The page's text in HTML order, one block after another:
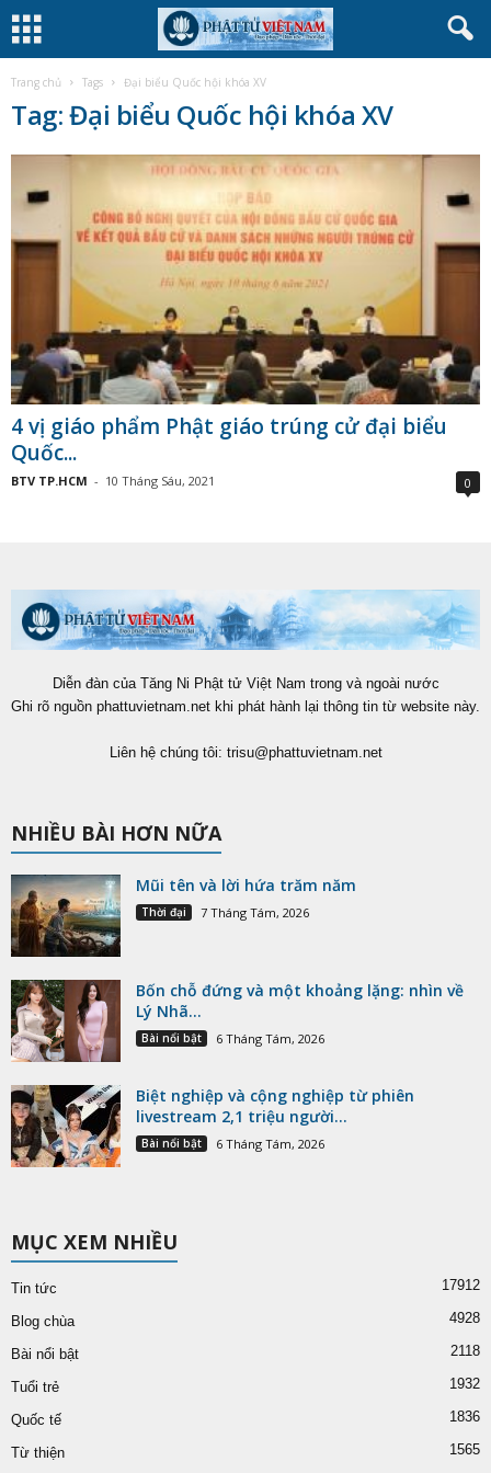
Trang chủ Tags Đại biểu Quốc hội khóa XV
Tag: Đại biểu Quốc hội khóa XV
4 vị giáo phẩm Phật giáo trúng cử đại biểu
Quốc...
BTV TP.HCM - 10 Tháng Sáu, 2021 0
Diễn đàn của Tăng Ni Phật tử Việt Nam trong và ngoài nước
Ghi rõ nguồn phattuvietnam.net khi phát hành lại thông tin từ website này.
Liên hệ chúng tôi: trisu@phattuvietnam.net
NHIỀU BÀI HƠN NỮA
Mũi tên và lời hứa trăm năm
Thời đại 7 Tháng Tám, 2026
Bốn chỗ đứng và một khoảng lặng: nhìn về
Lý Nhã...
Bài nổi bật 6 Tháng Tám, 2026
Biệt nghiệp và cộng nghiệp từ phiên
livestream 2,1 triệu người...
Bài nổi bật 6 Tháng Tám, 2026
MỤC XEM NHIỀU
Tin tức 17912
Blog chùa 4928
Bài nổi bật 2118
Tuổi trẻ 1932
Quốc tế 1836
Từ thiện 1565